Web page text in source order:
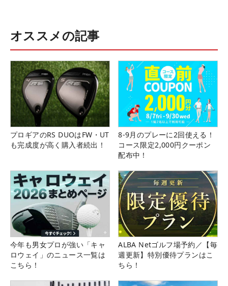
オススメの記事
プロギアのRS DUOはFW・UT
も完成度が高く購入者続出！
8-9月のプレーに2回使える！
コース限定2,000円クーポン
配布中！
今年も男女プロが強い「キャ
ロウェイ」のニュース一覧は
こちら！
ALBA Netゴルフ場予約／【毎
週更新】特別優待プランはこ
ちら！